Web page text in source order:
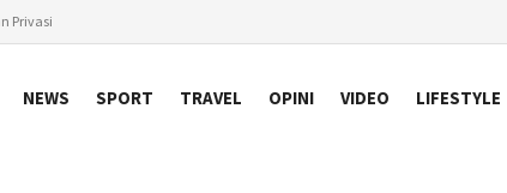
Privasi
NEWS SPORT TRAVEL OPINI VIDEO LIFESTYLE